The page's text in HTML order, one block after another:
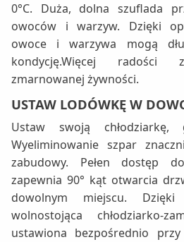
0°C. Duża, dolna szuflada
owoców i warzyw. Dzięki
owoce i warzywa mogą
kondycję.Więcej
zmarnowanej żywności.
USTAW LODÓWKĘ W
Ustaw swoją
Wyeliminowanie szpar
zabudowy. Pełen dostęp
zapewnia 90° kąt otwarcia
dowolnym miejscu.
wolnostojąca chłodziarko-
ustawiona bezpośrednio